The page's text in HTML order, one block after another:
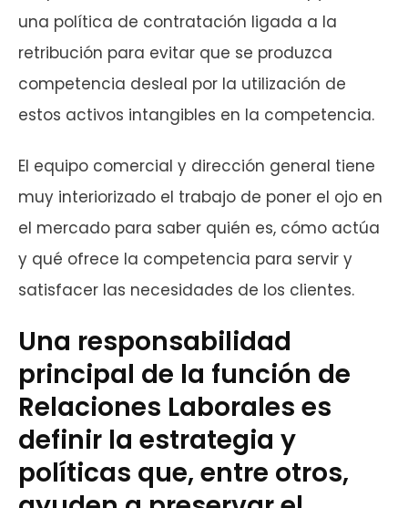
una política de contratación ligada a la
retribución para evitar que se produzca
competencia desleal por la utilización de
estos activos intangibles en la competencia.
El equipo comercial y dirección general tiene
muy interiorizado el trabajo de poner el ojo en
el mercado para saber quién es, cómo actúa
y qué ofrece la competencia para servir y
satisfacer las necesidades de los clientes.
Una responsabilidad
principal de la función de
Relaciones Laborales es
definir la estrategia y
políticas que, entre otros,